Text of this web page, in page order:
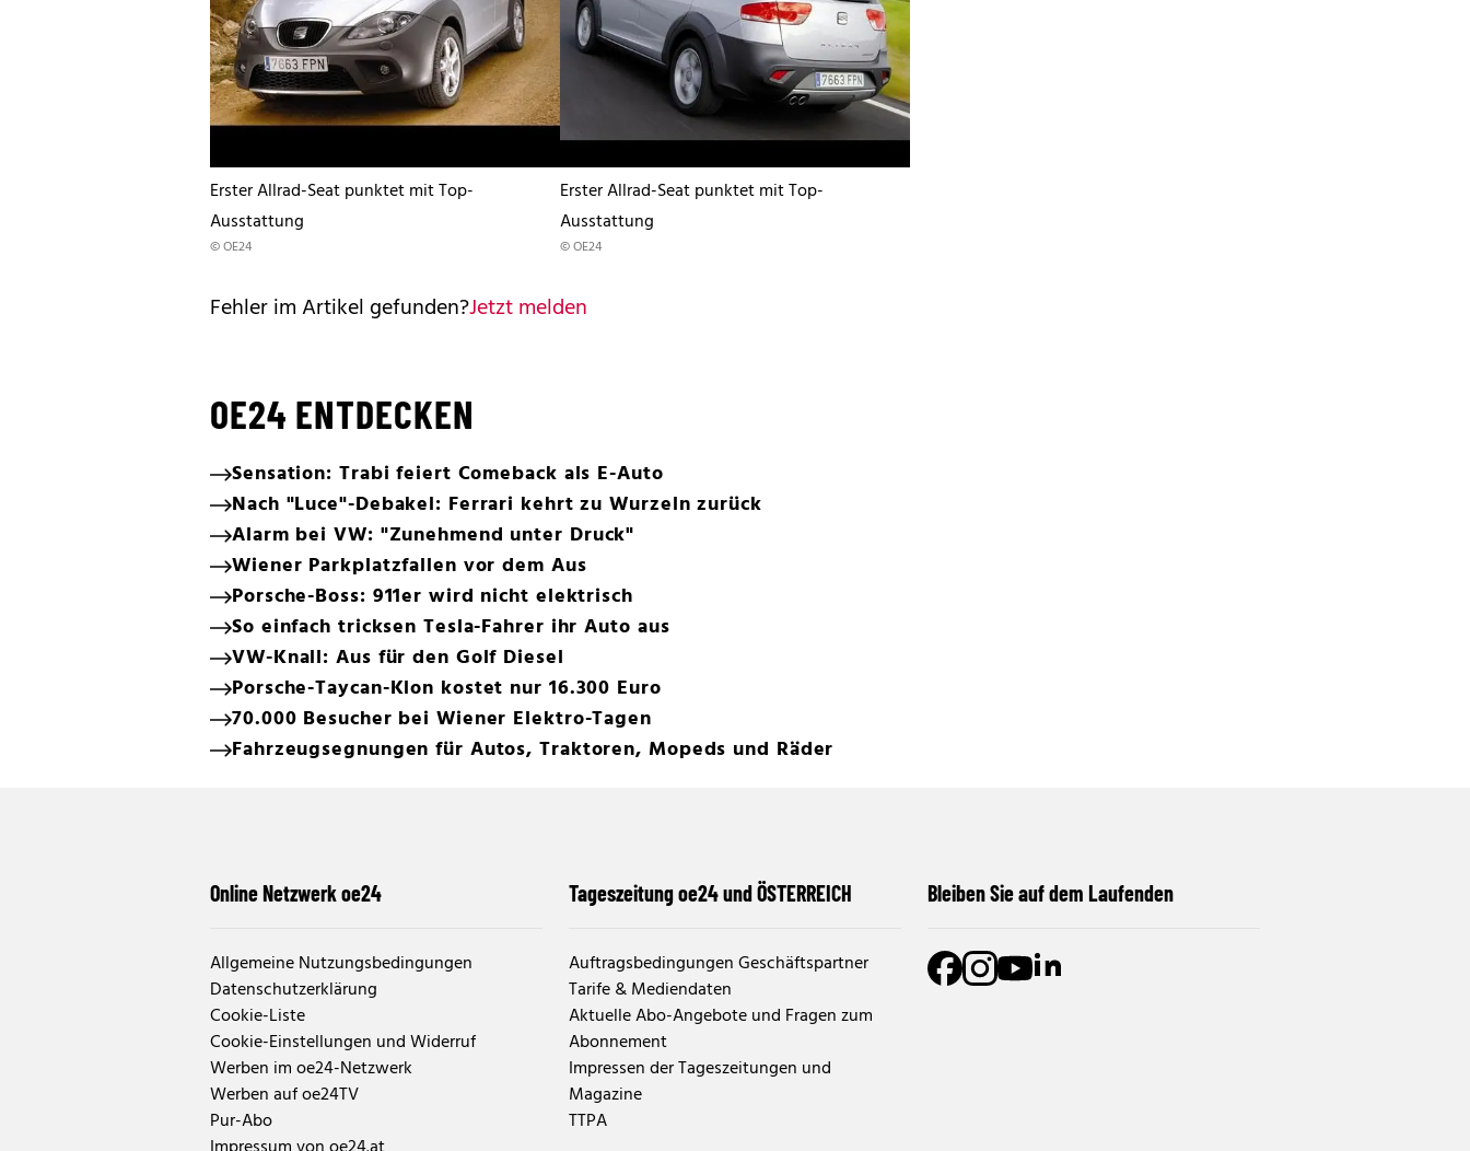
Erster Allrad-Seat punktet mit Top-
Ausstattung
© OE24
Erster Allrad-Seat punktet mit Top-
Ausstattung
© OE24
Fehler im Artikel gefunden?Jetzt melden
OE24 ENTDECKEN
Sensation: Trabi feiert Comeback als E-Auto
Nach "Luce"-Debakel: Ferrari kehrt zu Wurzeln zurück
Alarm bei VW: "Zunehmend unter Druck"
Wiener Parkplatzfallen vor dem Aus
Porsche-Boss: 911er wird nicht elektrisch
So einfach tricksen Tesla-Fahrer ihr Auto aus
VW-Knall: Aus für den Golf Diesel
Porsche-Taycan-Klon kostet nur 16.300 Euro
70.000 Besucher bei Wiener Elektro-Tagen
Fahrzeugsegnungen für Autos, Traktoren, Mopeds und Räder
Online Netzwerk oe24
Allgemeine Nutzungsbedingungen
Datenschutzerklärung
Cookie-Liste
Cookie-Einstellungen und Widerruf
Werben im oe24-Netzwerk
Werben auf oe24TV
Pur-Abo
Tageszeitung oe24 und ÖSTERREICH
Auftragsbedingungen Geschäftspartner
Tarife & Mediendaten
Aktuelle Abo-Angebote und Fragen zum
Abonnement
Impressen der Tageszeitungen und
Magazine
TTPA
Bleiben Sie auf dem Laufenden